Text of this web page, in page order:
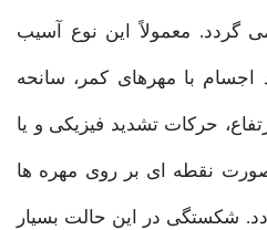
معمولاً این نوع آسیب
اجسام با مهرهای کمر، سانحه
حرکات تشدید فیزیکی و یا
نقطه ای بر روی مهره ها
شکستگی در این حالت بسیار